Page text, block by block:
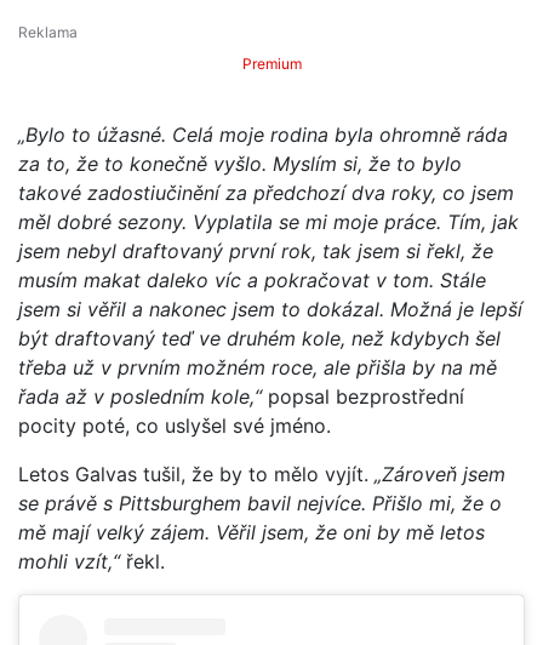
Premium
„Bylo to úžasné. Celá moje rodina byla ohromně ráda
za to, že to konečně vyšlo. Myslím si, že to bylo
takové zadostiučinění za předchozí dva roky, co jsem
měl dobré sezony. Vyplatila se mi moje práce. Tím, jak
jsem nebyl draftovaný první rok, tak jsem si řekl, že
musím makat daleko víc a pokračovat v tom. Stále
jsem si věřil a nakonec jsem to dokázal. Možná je lepší
být draftovaný teď ve druhém kole, než kdybych šel
třeba už v prvním možném roce, ale přišla by na mě
řada až v posledním kole,“ popsal bezprostřední
pocity poté, co uslyšel své jméno.
Letos Galvas tušil, že by to mělo vyjít. „Zároveň jsem
se právě s Pittsburghem bavil nejvíce. Přišlo mi, že o
mě mají velký zájem. Věřil jsem, že oni by mě letos
mohli vzít,“řekl.